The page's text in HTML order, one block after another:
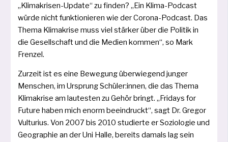
„Klimakrisen-Update“ zu fin­den? „Ein Klima-Podcast
wür­de nicht funk­tio­nie­ren wie der Corona-Podcast. Das
Thema Klimakrise muss viel stär­ker über die Politik in
die Gesellschaft und die Medien kom­men“, so Mark
Frenzel.
Zurzeit ist es eine Bewegung über­wie­gend jun­ger
Menschen, im Ursprung Schüler:innen, die das Thema
Klimakrise am lau­tes­ten zu Gehör bringt. „Fridays for
Future haben mich enorm beein­druckt“, sagt Dr. Gregor
Vulturius. Von 2007 bis 2010 stu­dier­te er Soziologie und
Geographie an der Uni Halle, bereits damals lag sein